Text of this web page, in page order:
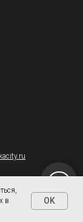
в
OK